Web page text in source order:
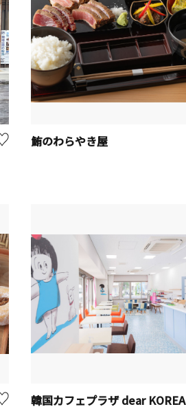
鮪のわらやき屋
韓国カフェプラザ dear KOREA